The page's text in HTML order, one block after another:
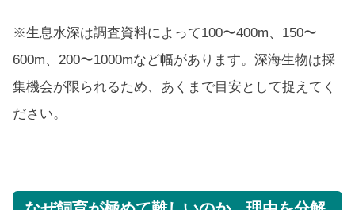
※生息水深は調査資料によって100〜400m、150〜
600m、200〜1000mなど幅があります。深海生物は採
集機会が限られるため、あくまで目安として捉えてく
ださい。